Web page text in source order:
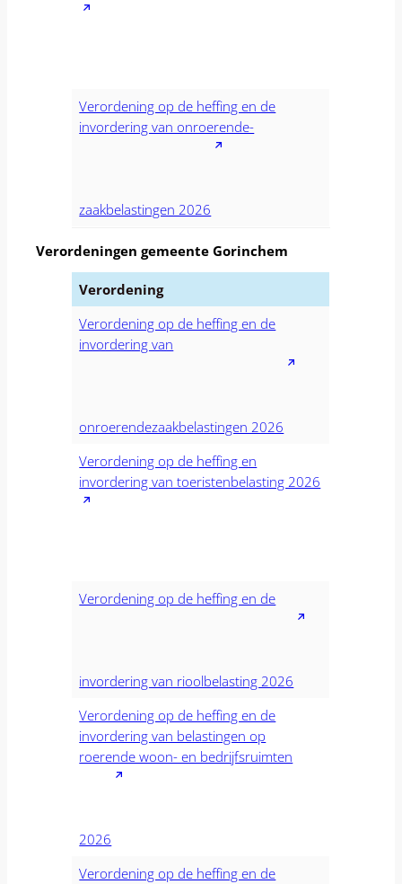
Verordening op de heffing en de
invordering van onroerende-
zaakbelastingen 2026
Verordeningen gemeente Gorinchem
Verordening
Verordening op de heffing en de
invordering van
onroerendezaakbelastingen 2026
Verordening op de heffing en
invordering van toeristenbelasting 2026
Verordening op de heffing en de
invordering van rioolbelasting 2026
Verordening op de heffing en de
invordering van belastingen op
roerende woon- en bedrijfsruimten
2026
Verordening op de heffing en de